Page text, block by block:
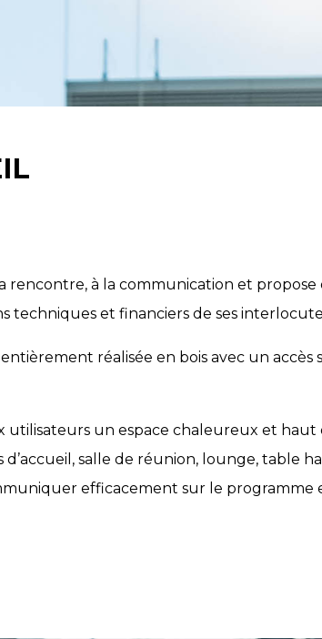
rencontre, à la communication et
techniques et financiers de ses
réalisée en bois avec un accès
utilisateurs un espace chaleureux et haut
salle de réunion, lounge, table
efficacement sur le programme